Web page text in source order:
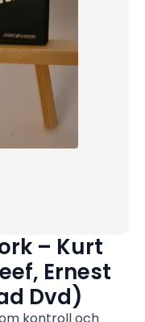
– Kurt
Ernest
Dvd)